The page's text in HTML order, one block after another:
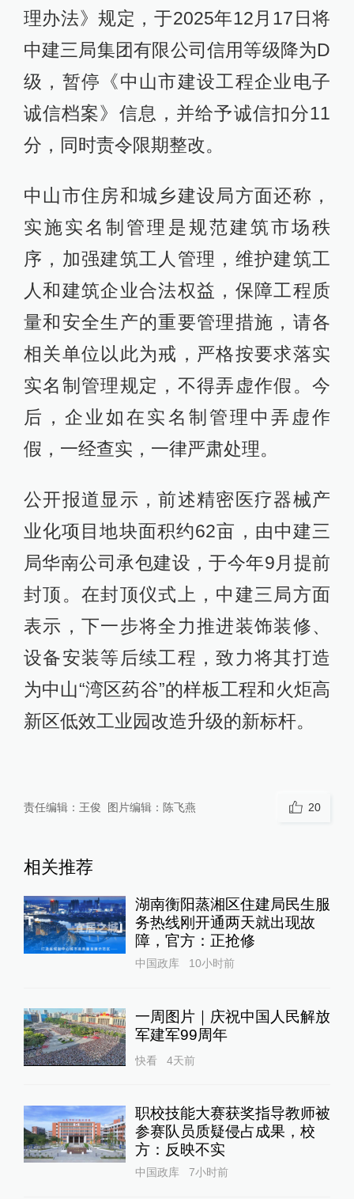
理办法》规定，于2025年12月17日将
中建三局集团有限公司信用等级降为D
级，暂停《中山市建设工程企业电子
诚信档案》信息，并给予诚信扣分11
分，同时责令限期整改。
中山市住房和城乡建设局方面还称，
实施实名制管理是规范建筑市场秩
序，加强建筑工人管理，维护建筑工
人和建筑企业合法权益，保障工程质
量和安全生产的重要管理措施，请各
相关单位以此为戒，严格按要求落实
实名制管理规定，不得弄虚作假。今
后，企业如在实名制管理中弄虚作
假，一经查实，一律严肃处理。
公开报道显示，前述精密医疗器械产
业化项目地块面积约62亩，由中建三
局华南公司承包建设，于今年9月提前
封顶。在封顶仪式上，中建三局方面
表示，下一步将全力推进装饰装修、
设备安装等后续工程，致力将其打造
为中山“湾区药谷”的样板工程和火炬高
新区低效工业园改造升级的新标杆。
责任编辑： 王俊 图片编辑： 陈飞燕 20
相关推荐
湖南衡阳蒸湘区住建局民生服
务热线刚开通两天就出现故
障，官方：正抢修
中国政库 10小时前
一周图片｜庆祝中国人民解放
军建军99周年
快看 4天前
职校技能大赛获奖指导教师被
参赛队员质疑侵占成果，校
方：反映不实
中国政库 7小时前